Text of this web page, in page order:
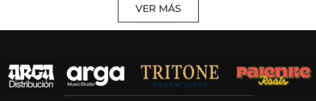
VER MÁS